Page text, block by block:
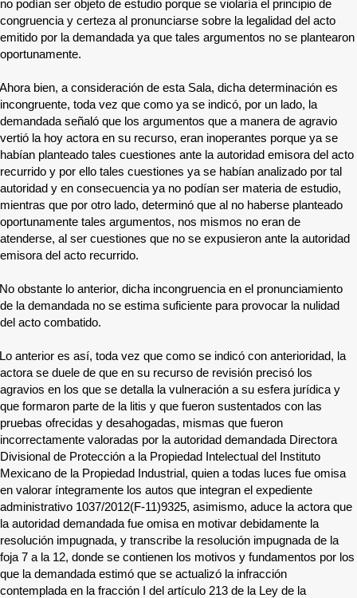
no podían ser objeto de estudio porque se violaría el principio de
congruencia y certeza al pronunciarse sobre la legalidad del acto
emitido por la demandada ya que tales argumentos no se plantearon
oportunamente.
Ahora bien, a consideración de esta Sala, dicha determinación es
incongruente, toda vez que como ya se indicó, por un lado, la
demandada señaló que los argumentos que a manera de agravio
vertió la hoy actora en su recurso, eran inoperantes porque ya se
habían planteado tales cuestiones ante la autoridad emisora del acto
recurrido y por ello tales cuestiones ya se habían analizado por tal
autoridad y en consecuencia ya no podían ser materia de estudio,
mientras que por otro lado, determinó que al no haberse planteado
oportunamente tales argumentos, nos mismos no eran de
atenderse, al ser cuestiones que no se expusieron ante la autoridad
emisora del acto recurrido.
No obstante lo anterior, dicha incongruencia en el pronunciamiento
de la demandada no se estima suficiente para provocar la nulidad
del acto combatido.
Lo anterior es así, toda vez que como se indicó con anterioridad, la
actora se duele de que en su recurso de revisión precisó los
agravios en los que se detalla la vulneración a su esfera jurídica y
que formaron parte de la litis y que fueron sustentados con las
pruebas ofrecidas y desahogadas, mismas que fueron
incorrectamente valoradas por la autoridad demandada Directora
Divisional de Protección a la Propiedad Intelectual del Instituto
Mexicano de la Propiedad Industrial, quien a todas luces fue omisa
en valorar íntegramente los autos que integran el expediente
administrativo 1037/2012(F-11)9325, asimismo, aduce la actora que
la autoridad demandada fue omisa en motivar debidamente la
resolución impugnada, y transcribe la resolución impugnada de la
foja 7 a la 12, donde se contienen los motivos y fundamentos por los
que la demandada estimó que se actualizó la infracción
contemplada en la fracción I del artículo 213 de la Ley de la